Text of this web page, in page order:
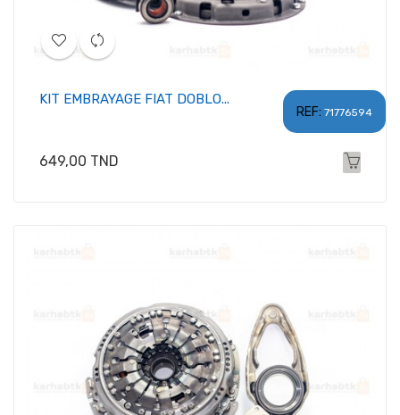
REF: 71776594
KIT EMBRAYAGE FIAT DOBLO...
Prix
649,00 TND